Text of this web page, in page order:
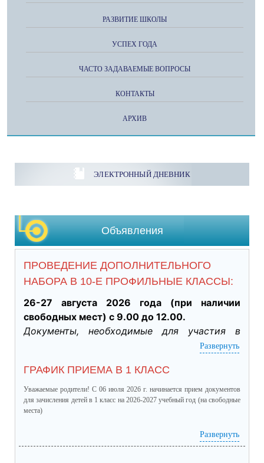
РАЗВИТИЕ ШКОЛЫ
УСПЕХ ГОДА
ЧАСТО ЗАДАВАЕМЫЕ ВОПРОСЫ
КОНТАКТЫ
АРХИВ
ЭЛЕКТРОННЫЙ ДНЕВНИК
Объявления
ПРОВЕДЕНИЕ ДОПОЛНИТЕЛЬНОГО
НАБОРА В 10-Е ПРОФИЛЬНЫЕ КЛАССЫ:
26-27 августа 2026 года (при наличии
свободных мест) с 9.00 до 12.00.
Документы, необходимые для участия в
участии в индивидуальном отборе при
приеме обучающегося для получения
среднего общего образования для
профильного обучения. (подлинник)
·           Табель успеваемости обучающегося
за 9 класс, заверенный руководителем ОО
Развернуть
ГРАФИК ПРИЕМА В 1 КЛАСС
Уважаемые родители! С 06 июля 2026 г. начинается прием документов
для зачисления детей в 1 класс на 2026-2027 учебный год (на свободные
места)
(посмотреть)Развернуть